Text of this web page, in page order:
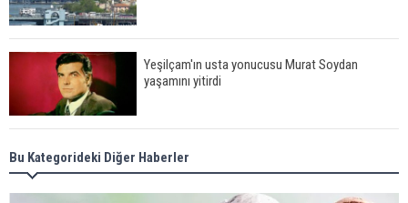
Yeşilçam'ın usta yonucusu Murat Soydan
yaşamını yitirdi
Meral Akşener ile Müsavat Dervişoğlu cenazede
görüntülendi
Bu Kategorideki Diğer Haberler